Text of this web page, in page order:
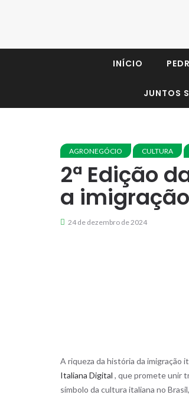
INÍCIO
JUNTOS
AGRONEGÓCIO CULTURA
2ª Edição
a
24 de dezembro de 2024
A riqueza da história da imigração
Italiana Digital , que promete unir
símbolo da cultura italiana no